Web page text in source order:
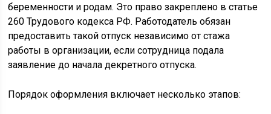
беременности и родам. Это право закреплено в статье
260 Трудового кодекса РФ. Работодатель обязан
предоставить такой отпуск независимо от стажа
работы в организации, если сотрудница подала
заявление до начала декретного отпуска.
Порядок оформления включает несколько этапов: